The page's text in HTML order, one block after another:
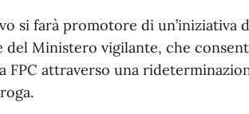
si farà promotore di un’iniziativa
del Ministero vigilante, che
FPC attraverso una